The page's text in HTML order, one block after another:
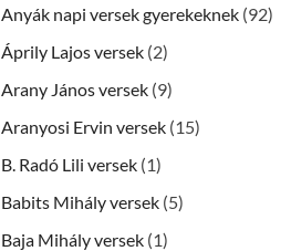
Anyák napi versek gyerekeknek (92)
Áprily Lajos versek (2)
Arany János versek (9)
Aranyosi Ervin versek (15)
B. Radó Lili versek (1)
Babits Mihály versek (5)
Baja Mihály versek (1)